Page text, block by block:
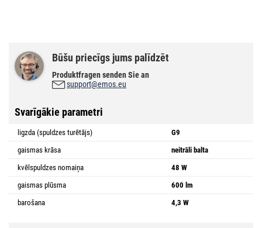
Būšu priecīgs jums palīdzēt
Produktfragen senden Sie an
support@emos.eu
Svarīgākie parametri
ligzda (spuldzes turētājs)
G9
gaismas krāsa
neitrāli balta
kvēlspuldzes nomaiņa
48 W
gaismas plūsma
600 lm
barošana
4,3 W